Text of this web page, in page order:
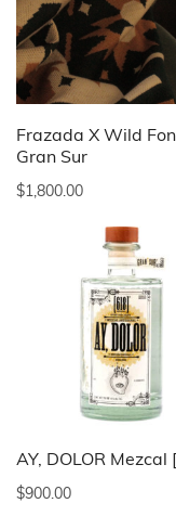
Frazada X Wild
Gran Sur
$1,800.00
AY, DOLOR Mezcal
$900.00